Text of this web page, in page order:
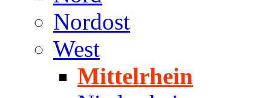
Nordost
West
Mittelrhein